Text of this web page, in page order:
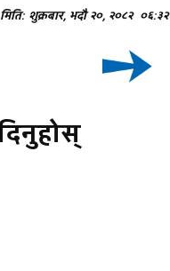
शुक्रबार, भदौ २०, २०८२ ०६:३२
दिनुहोस्